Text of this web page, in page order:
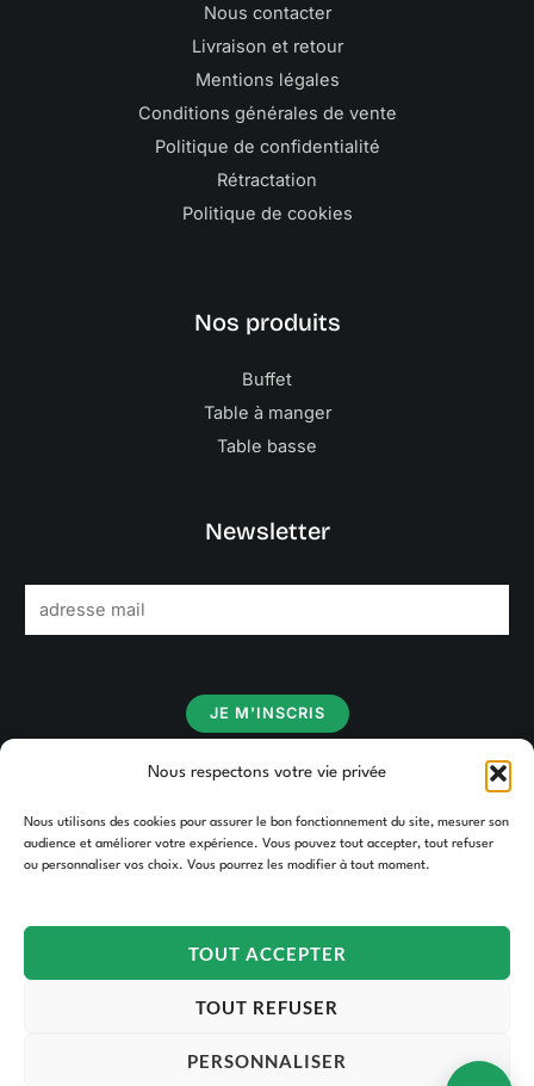
Nous respectons votre vie privée
Nous utilisons des cookies pour assurer le bon fonctionnement du site, mesurer son
audience et améliorer votre expérience. Vous pouvez tout accepter, tout refuser
ou personnaliser vos choix. Vous pourrez les modifier à tout moment.
TOUT ACCEPTER
TOUT REFUSER
PERSONNALISER
Nous contacter
Livraison et retour
Mentions légales
Conditions générales de vente
Politique de confidentialité
Rétractation
Politique de cookies
Nos produits
Buffet
Table à manger
Table basse
Newsletter
m
JE M'INSCRIS